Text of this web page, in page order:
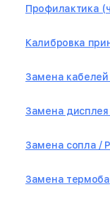
Профилактика
Калибровка
Замена
Замена
Замена сопла /
Замена